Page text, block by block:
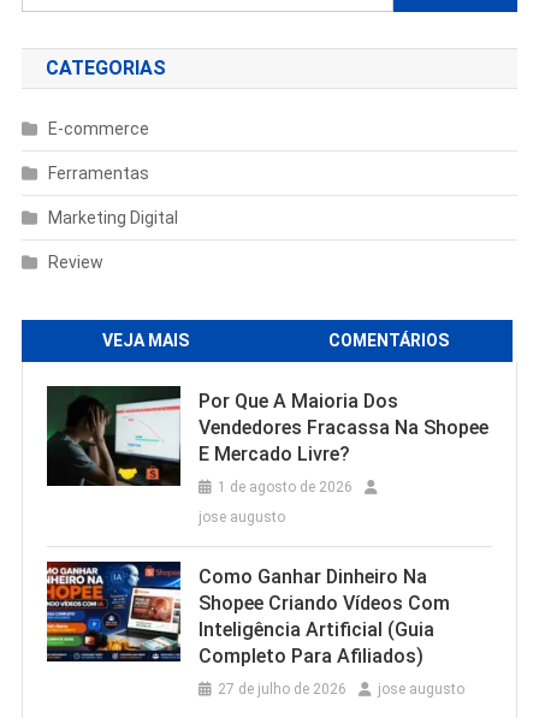
por:
CATEGORIAS
E-commerce
Ferramentas
Marketing Digital
Review
VEJA MAIS COMENTÁRIOS
Por Que A Maioria Dos
Vendedores Fracassa Na Shopee
E Mercado Livre?
1 de agosto de 2026
jose augusto
Como Ganhar Dinheiro Na
Shopee Criando Vídeos Com
Inteligência Artificial (Guia
Completo Para Afiliados)
27 de julho de 2026 jose augusto